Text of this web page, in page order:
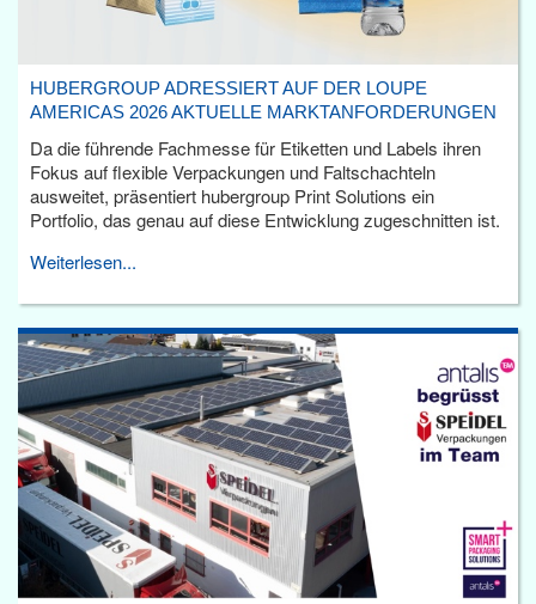
HUBERGROUP ADRESSIERT AUF DER LOUPE
AMERICAS 2026 AKTUELLE MARKTANFORDERUNGEN
Da die führende Fachmesse für Etiketten und Labels ihren
Fokus auf flexible Verpackungen und Faltschachteln
ausweitet, präsentiert hubergroup Print Solutions ein
Portfolio, das genau auf diese Entwicklung zugeschnitten ist.
Weiterlesen...